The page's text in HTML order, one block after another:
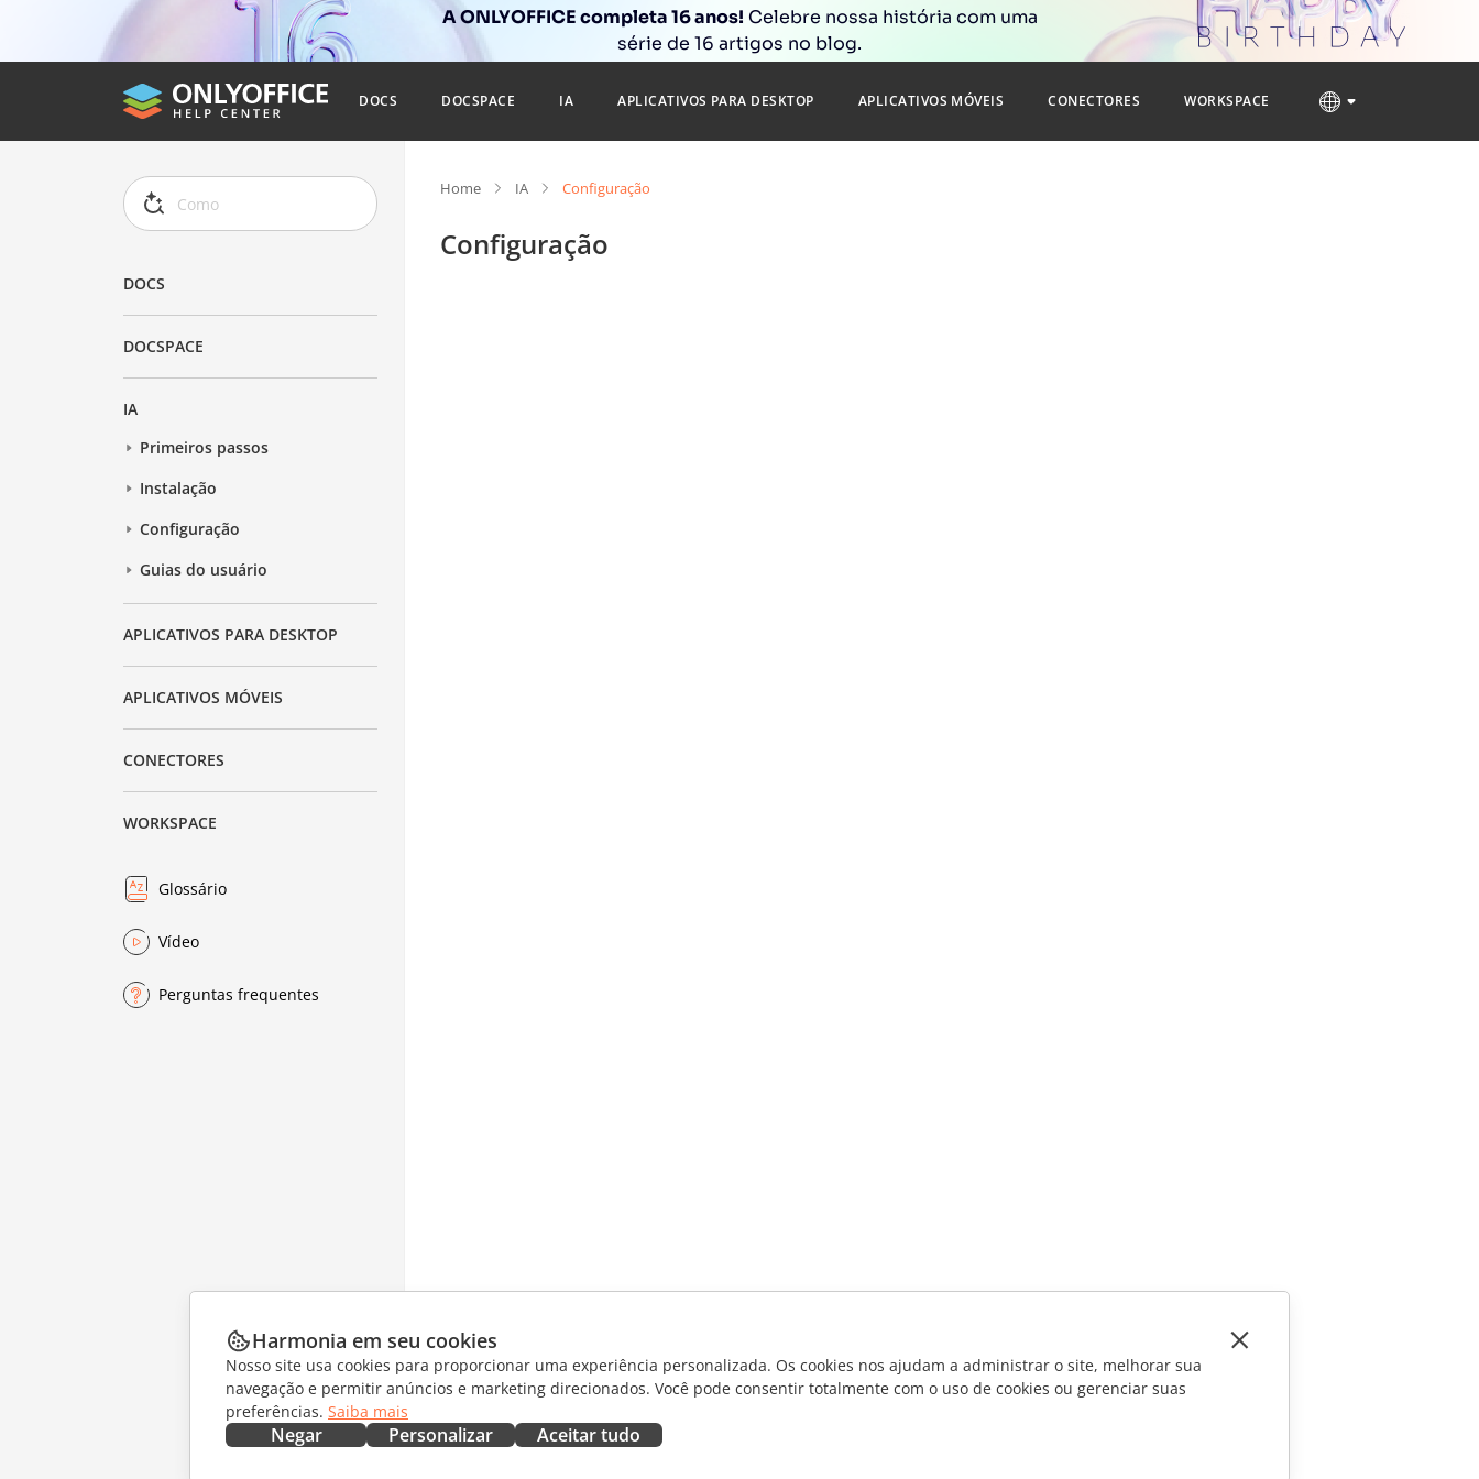
A ONLYOFFICE completa 16 anos! Celebre nossa história com uma
série de 16 artigos no blog.
DOCS DOCSPACE IA APLICATIVOS PARA DESKTOP APLICATIVOS MÓVEIS CONECTORES WORKSPACE
DOCS
DOCSPACE
IA
Primeiros passos
Instalação
Configuração
Guias do usuário
APLICATIVOS PARA DESKTOP
APLICATIVOS MÓVEIS
CONECTORES
WORKSPACE
Glossário
Vídeo
Perguntas frequentes
Home IA Configuração
Configuração
Harmonia em seu cookies
Nosso site usa cookies para proporcionar uma experiência personalizada. Os cookies nos ajudam a administrar o site, melhorar sua
navegação e permitir anúncios e marketing direcionados. Você pode consentir totalmente com o uso de cookies ou gerenciar suas
preferências. Saiba mais
Negar Personalizar Aceitar tudo